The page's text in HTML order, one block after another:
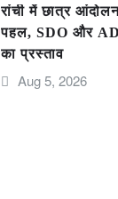
रांची में छात्र
पहल, SDO और
का प्रस्ताव
Aug 5, 2026